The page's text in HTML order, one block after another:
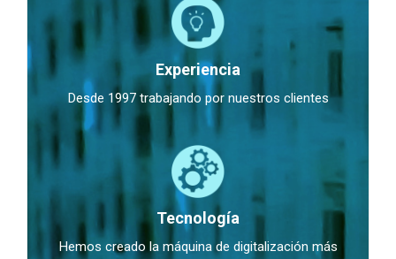
Experiencia
Desde 1997 trabajando por nuestros clientes
Tecnología
Hemos creado la máquina de digitalización más